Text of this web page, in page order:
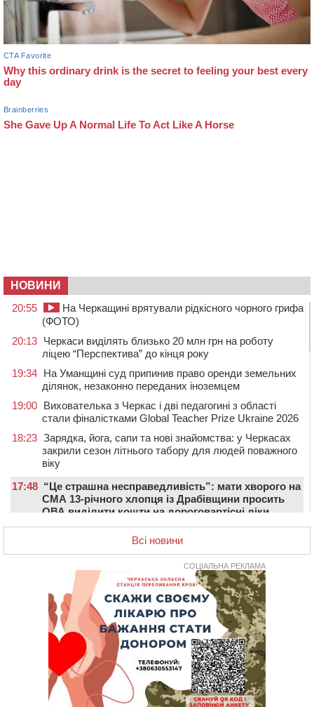
НОВИНИ
20:55
На Черкащині врятували рідкісного чорного грифа
(ФОТО)
20:13 Черкаси виділять близько 20 млн грн на роботу
ліцею “Перспектива” до кінця року
19:34 На Уманщині суд припинив право оренди земельних
ділянок, незаконно переданих іноземцем
19:00 Вихователька з Черкас і дві педагогині з області
стали фіналістками Global Teacher Prize Ukraine 2026
18:23 Зарядка, йога, сапи та нові знайомства: у Черкасах
закрили сезон літнього табору для людей поважного
віку
17:48 “Це страшна несправедливість”: мати хворого на
СМА 13-річного хлопця із Драбівщини просить
ОВА виділити кошти на дороговартісні ліки
На Уманщині судитимуть колишню очільницю відділу
освіти через закупівлю електрики за завищеною
У Черкасах провели в останню путь двох
загиблих воїнів
До 1 вересня у Черкасах оновлюють дорожню
розмітку біля навчальних закладів (ФОТОФАКТ)
На честь загиблого захисника і чемпіона світу в
Черкасах відкрили спортивно-реабілітаційний центр
На Звенигородщині, попри заборону міськради,
проведуть “Ше.Fest”
Всі новини
СОЦІАЛЬНА РЕКЛАМА